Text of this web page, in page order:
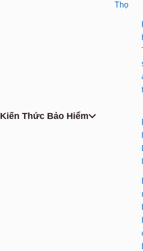
Kiến Thức Bảo Hiểm
Thọ